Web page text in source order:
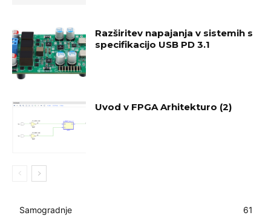
Razširitev napajanja v sistemih s
specifikacijo USB PD 3.1
Uvod v FPGA Arhitekturo (2)
Samogradnje
61